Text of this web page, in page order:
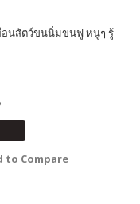
อนสัตว์ขนนิ่มขนฟู หนูๆ รู้
to Compare